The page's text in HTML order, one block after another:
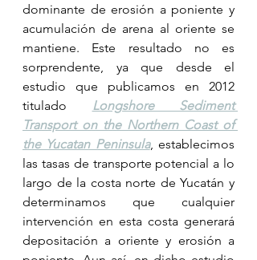
dominante de erosión a poniente y
acumulación de arena al oriente se
mantiene. Este resultado no es
sorprendente, ya que desde el
estudio que publicamos en 2012
titulado
Longshore Sediment
Transport on the Northern Coast of
the Yucatan Peninsula, establecimos
las tasas de transporte potencial a lo
largo de la costa norte de Yucatán y
determinamos que cualquier
intervención en esta costa generará
depositación a oriente y erosión a